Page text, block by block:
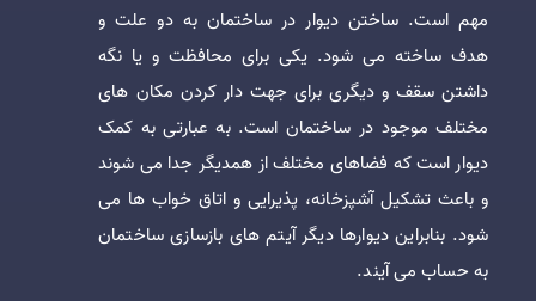
مهم است. ساختن دیوار در ساختمان به دو علت و
هدف ساخته می شود. یکی برای محافظت و یا نگه
داشتن سقف و دیگری برای جهت دار کردن مکان های
مختلف موجود در ساختمان است. به عبارتی به کمک
دیوار است که فضاهای مختلف از همدیگر جدا می شوند
و باعث تشکیل آشپزخانه، پذیرایی و اتاق خواب ها می
شود. بنابراین دیوارها دیگر آیتم های بازسازی ساختمان
به حساب می آیند.